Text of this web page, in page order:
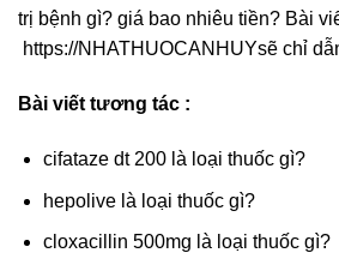
trị bệnh gì? giá bao nhiêu tiền? Bài
https://NHATHUOCANHUYsẽ chỉ
Bài viết tương tác :
cifataze dt 200 là loại thuốc gì?
hepolive là loại thuốc gì?
cloxacillin 500mg là loại thuốc gì?